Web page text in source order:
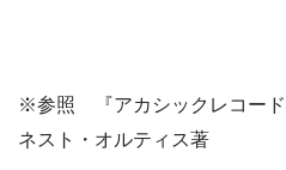
※参照 『アカシックレコー
ネスト・オルティス著